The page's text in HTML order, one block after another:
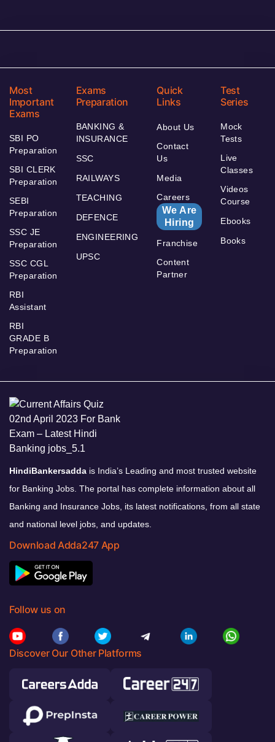
Most
Important
Exams
SBI PO
Preparation
SBI CLERK
Preparation
SEBI
Preparation
SSC JE
Preparation
SSC CGL
Preparation
RBI
Assistant
RBI
GRADE B
Preparation
Exams
Preparation
BANKING &
INSURANCE
SSC
RAILWAYS
TEACHING
DEFENCE
ENGINEERING
UPSC
Quick
Links
About Us
Contact
Us
Media
Careers
We Are
Hiring
Franchise
Content
Partner
Test
Series
Mock
Tests
Live
Classes
Videos
Course
Ebooks
Books
HindiBankersadda is India’s Leading and most trusted website
for Banking Jobs. The portal has complete information about all
Banking and Insurance Jobs, its latest notifications, from all state
and national level jobs, and updates.
Download Adda247 App
Follow us on
Discover Our Other Platforms